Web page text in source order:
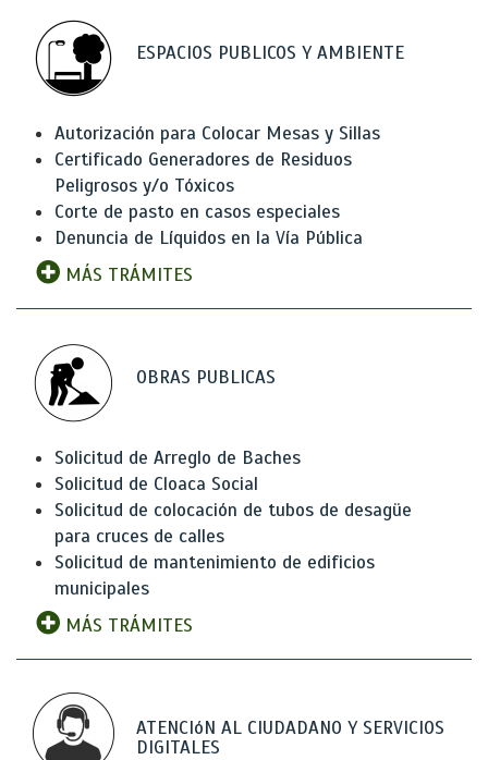
ESPACIOS PUBLICOS Y AMBIENTE
Autorización para Colocar Mesas y Sillas
Certificado Generadores de Residuos
Peligrosos y/o Tóxicos
Corte de pasto en casos especiales
Denuncia de Líquidos en la Vía Pública
MÁS TRÁMITES
OBRAS PUBLICAS
Solicitud de Arreglo de Baches
Solicitud de Cloaca Social
Solicitud de colocación de tubos de desagüe
para cruces de calles
Solicitud de mantenimiento de edificios
municipales
MÁS TRÁMITES
ATENCIóN AL CIUDADANO Y SERVICIOS
DIGITALES